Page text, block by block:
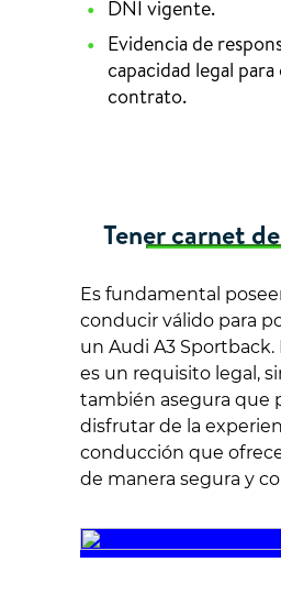
DNI vigente.
Evidencia de
capacidad legal
contrato.
Tener carnet
Es fundamental
conducir válido para
un Audi A3
es un requisito legal,
también asegura que
disfrutar de la
conducción que
de manera segura y